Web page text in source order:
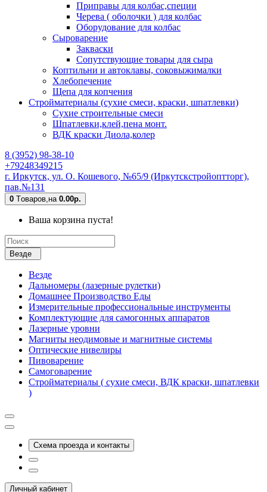
Приправы для колбас,специи
Черева ( оболочки ) для колбас
Оборудование для колбас
Сыроварение
Закваски
Сопутствующие товары для сыра
Коптильни и автоклавы, соковыжималки
Хлебопечение
Щепа для копчения
Стройматериалы (сухие смеси, краски, шпатлевки)
Сухие строительные смеси
Шпатлевки,клей,пена монт.
ВДК краски Диола,колер
8 (3952) 98-38-10
+79248349215
г. Иркутск, ул. О. Кошевого, №65/9 (Иркутскстройоптторг),
пав.№131
0 Tоваров, на 0.00р.
Ваша корзина пуста!
Везде
Везде
Дальномеры (лазерные рулетки)
Домашнее Производство Еды
Измерительные профессиональные инструменты
Комплектующие для самогонных аппаратов
Лазерные уровни
Магниты неодимовые и магнитные системы
Оптические нивелиры
Пивоварение
Самоговарение
Стройматериалы ( сухие смеси, ВДК краски, шпатлевки
)
Схема проезда и контакты
Личный кабинет